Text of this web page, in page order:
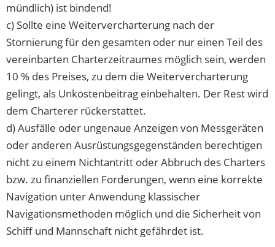
mündlich) ist bindend!
c) Sollte eine Weitervercharterung nach der
Stornierung für den gesamten oder nur einen Teil des
vereinbarten Charterzeitraumes möglich sein, werden
10 % des Preises, zu dem die Weitervercharterung
gelingt, als Unkostenbeitrag einbehalten. Der Rest wird
dem Charterer rückerstattet.
d) Ausfälle oder ungenaue Anzeigen von Messgeräten
oder anderen Ausrüstungsgegenständen berechtigen
nicht zu einem Nichtantritt oder Abbruch des Charters
bzw. zu finanziellen Forderungen, wenn eine korrekte
Navigation unter Anwendung klassischer
Navigationsmethoden möglich und die Sicherheit von
Schiff und Mannschaft nicht gefährdet ist.